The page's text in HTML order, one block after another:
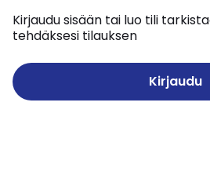
Kirjaudu sisään tai luo tili
tehdäksesi tilauksen
Kirjaudu